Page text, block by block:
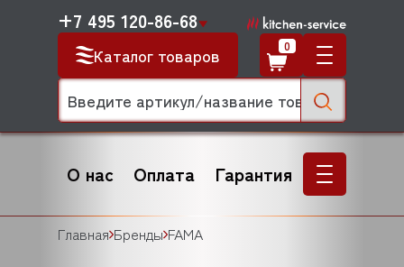
Каталог товаров
+7 495 120-86-68
0
О нас Оплата Гарантия
Главная Бренды FAMA